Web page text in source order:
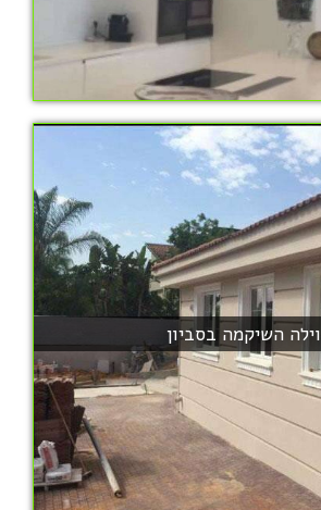
וילה השיקמה בסביון